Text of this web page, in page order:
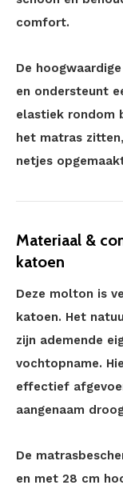
comfort.
De
en ondersteunt
elastiek rondom
het matras
netjes
Materiaal &
katoen
Deze molton is
katoen. Het
zijn ademende
vochtopname.
effectief
aangenaam
De
en met 28 cm